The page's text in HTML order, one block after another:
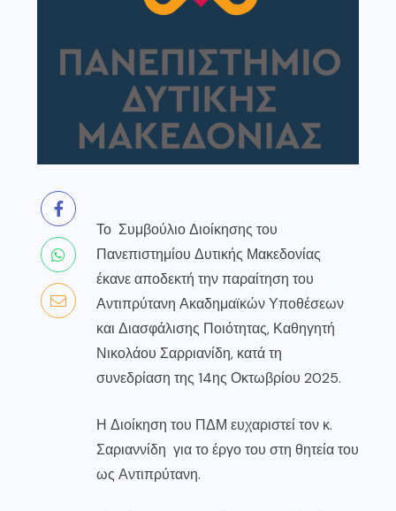
Το Συμβούλιο Διοίκησης του
Πανεπιστημίου Δυτικής Μακεδονίας
έκανε αποδεκτή την παραίτηση του
Αντιπρύτανη Ακαδημαϊκών Υποθέσεων
και Διασφάλισης Ποιότητας, Καθηγητή
Νικολάου Σαρριανίδη, κατά τη
συνεδρίαση της 14ης Οκτωβρίου 2025.
Η Διοίκηση του ΠΔΜ ευχαριστεί τον κ.
Σαριαννίδη για το έργο του στη θητεία του
ως Αντιπρύτανη.